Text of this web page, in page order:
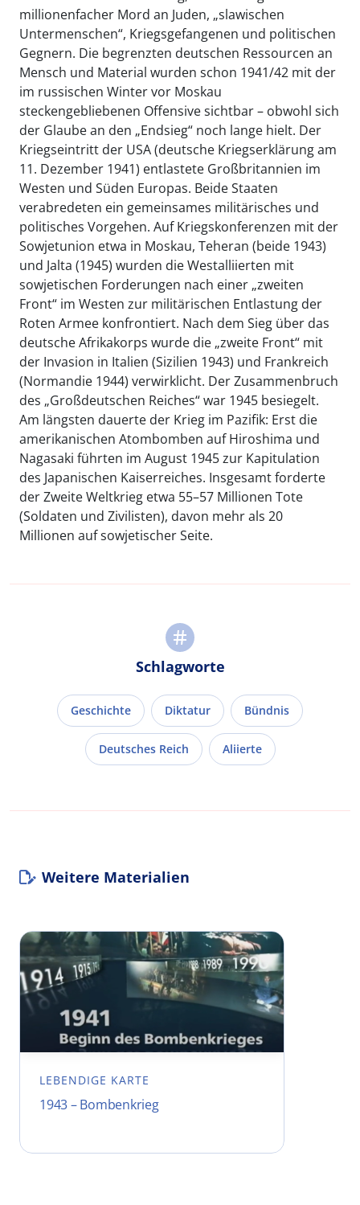
millionenfacher Mord an Juden, „slawischen
Untermenschen“, Kriegsgefangenen und politischen
Gegnern. Die begrenzten deutschen Ressourcen an
Mensch und Material wurden schon 1941/42 mit der
im russischen Winter vor Moskau
steckengebliebenen Offensive sichtbar – obwohl sich
der Glaube an den „Endsieg“ noch lange hielt. Der
Kriegseintritt der USA (deutsche Kriegserklärung am
11. Dezember 1941) entlastete Großbritannien im
Westen und Süden Europas. Beide Staaten
verabredeten ein gemeinsames militärisches und
politisches Vorgehen. Auf Kriegskonferenzen mit der
Sowjetunion etwa in Moskau, Teheran (beide 1943)
und Jalta (1945) wurden die Westalliierten mit
sowjetischen Forderungen nach einer „zweiten
Front“ im Westen zur militärischen Entlastung der
Roten Armee konfrontiert. Nach dem Sieg über das
deutsche Afrikakorps wurde die „zweite Front“ mit
der Invasion in Italien (Sizilien 1943) und Frankreich
(Normandie 1944) verwirklicht. Der Zusammenbruch
des „Großdeutschen Reiches“ war 1945 besiegelt.
Am längsten dauerte der Krieg im Pazifik: Erst die
amerikanischen Atombomben auf Hiroshima und
Nagasaki führten im August 1945 zur Kapitulation
des Japanischen Kaiserreiches. Insgesamt forderte
der Zweite Weltkrieg etwa 55–57 Millionen Tote
(Soldaten und Zivilisten), davon mehr als 20
Millionen auf sowjetischer Seite.
Schlagworte
Geschichte Diktatur Bündnis
Deutsches Reich Aliierte
Weitere Materialien
LEBENDIGE KARTE
1943 – Bombenkrieg